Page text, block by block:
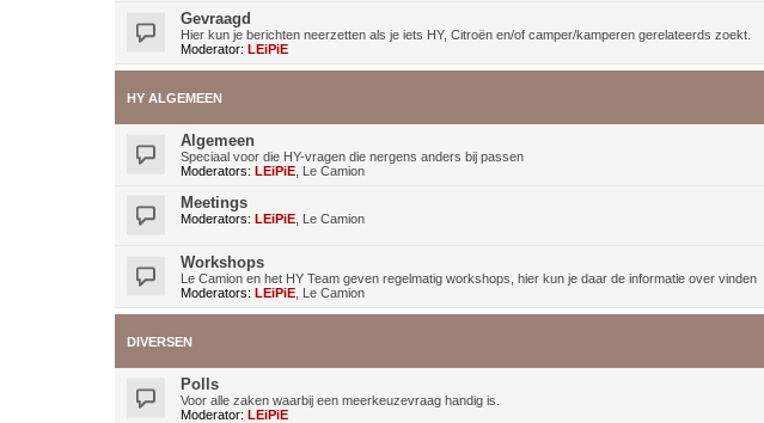
Gevraagd
Hier kun je berichten neerzetten als je iets HY, Citroën en/of camper/kamperen gerelateerds zoekt.
Moderator: LEiPiE
HY ALGEMEEN
Algemeen
Speciaal voor die HY-vragen die nergens anders bij passen
Moderators: LEiPiE Le Camion
Meetings
Moderators: LEiPiE Le Camion
Workshops
Le Camion en het HY Team geven regelmatig workshops, hier kun je daar de informatie over vinden
Moderators: LEiPiE Le Camion
DIVERSEN
Polls
Voor alle zaken waarbij een meerkeuzevraag handig is.
Moderator: LEiPiE